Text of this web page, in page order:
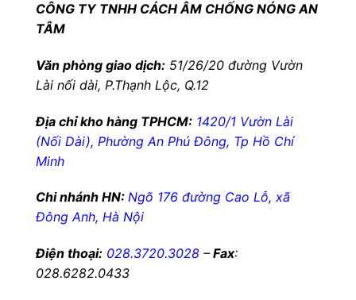
CÔNG TY TNHH CÁCH ÂM CHỐNG NÓNG AN
TÂM
Văn phòng giao dịch: 51/26/20 đường Vườn
Lài nối dài, P.Thạnh Lộc, Q.12
Địa chỉ kho hàng TPHCM: 1420/1 Vườn Lài
(Nối Dài), Phường An Phú Đông, Tp Hồ Chí
Minh
Chi nhánh HN: Ngõ 176 đường Cao Lỗ, xã
Đông Anh, Hà Nội
Điện thoại: 028.3720.3028 –Fax:
028.6282.0433